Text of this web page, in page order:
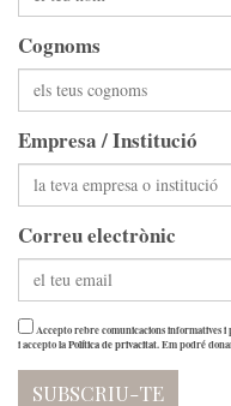
Cognoms
Empresa / Institució
Correu electrònic
Accepto rebre comunicacions informatives
i accepto laPolítica de privacitat. Em podré